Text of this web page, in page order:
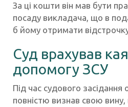
За ці кошти він мав бути
посаду викладача, що в
б йому отримати відстрочку
Суд врахував
допомогу ЗСУ
Під час судового засідання
повністю визнав свою